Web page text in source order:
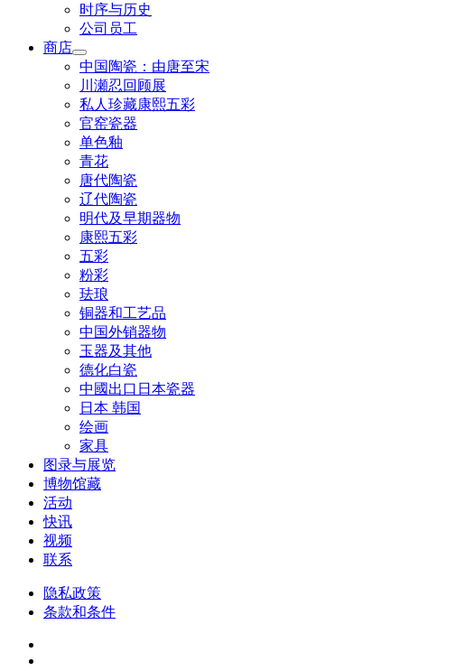
时序与历史
公司员工
商店
中国陶瓷：由唐至宋
川瀬忍回顾展
私人珍藏康熙五彩
官窑瓷器
单色釉
青花
唐代陶瓷
辽代陶瓷
明代及早期器物
康熙五彩
五彩
粉彩
珐琅
铜器和工艺品
中国外销器物
玉器及其他
德化白瓷
中國出口日本瓷器
日本 韩国
绘画
家具
图录与展览
博物馆藏
活动
快讯
视频
联系
隐私政策
条款和条件